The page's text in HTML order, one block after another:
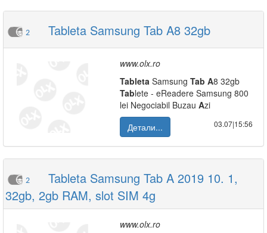
2 Tableta Samsung Tab A8 32gb
www.olx.ro
Tableta Samsung Tab A8 32gb
Tablete - eReadere Samsung 800
lei Negociabil Buzau Azi
Детали...
03.07|15:56
2
Tableta Samsung Tab A 2019 10. 1,
32gb, 2gb RAM, slot SIM 4g
www.olx.ro